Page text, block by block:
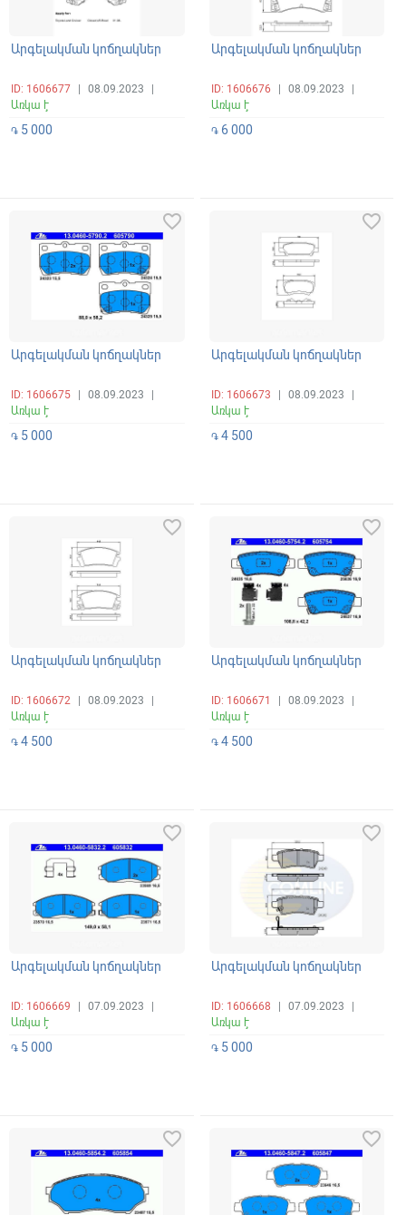
Արգելակման կոճղակներ
ID: 1606677 08.09.2023
Առկա է
֏ 5 000
Արգելակման կոճղակներ
ID: 1606676 08.09.2023
Առկա է
֏6 000
Արգելակման կոճղակներ
ID: 1606675 08.09.2023
Առկա է
favorite_border
֏ 5 000
Արգելակման կոճղակներ
ID: 1606673 08.09.2023
Առկա է
favorite_border
֏4 500
Արգելակման կոճղակներ
ID: 1606672 08.09.2023
Առկա է
favorite_border
֏ 4 500
Արգելակման կոճղակներ
ID: 1606671 08.09.2023
Առկա է
favorite_border
֏4 500
Արգելակման կոճղակներ
ID: 1606669 07.09.2023
Առկա է
favorite_border
֏ 5 000
Արգելակման կոճղակներ
ID: 1606668 07.09.2023
Առկա է
favorite_border
֏5 000
favorite_border favorite_border